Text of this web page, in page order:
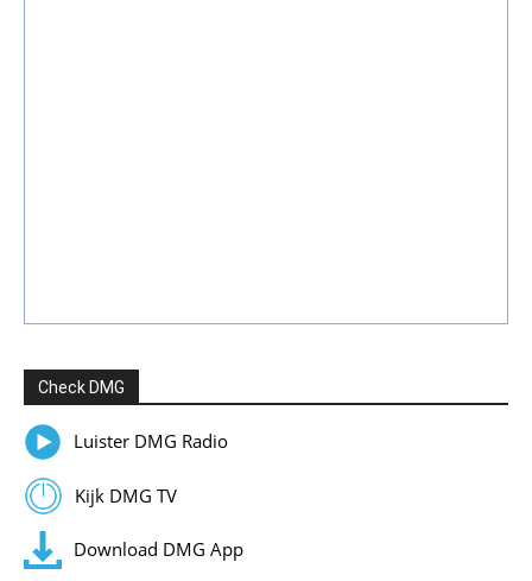
Check DMG
Luister DMG Radio
Kijk DMG TV
Download DMG App